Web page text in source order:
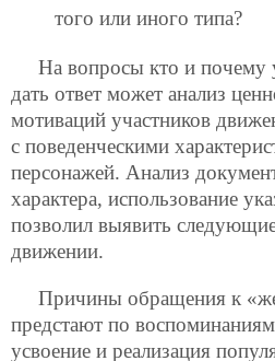
того или иного типа?
На вопросы кто и почему
дать ответ может анализ
мотиваций участников
с поведенческими
персонажей. Анализ
характера, использование
позволил выявить
движении.
Причины обращения к
предстают по
усвоение и реализация